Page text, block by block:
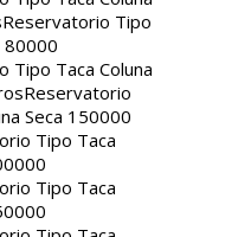
Reservatorio Tipo
80000
Tipo Taca Coluna
Reservatorio
Seca 150000
Tipo Taca
Tipo Taca